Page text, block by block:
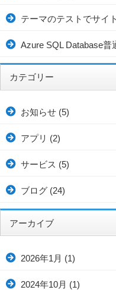
テーマのテストでサイ
Azure SQL Database普
カテゴリー
お知らせ (5)
アプリ (2)
サービス (5)
ブログ (24)
アーカイブ
2026年1月 (1)
2024年10月 (1)